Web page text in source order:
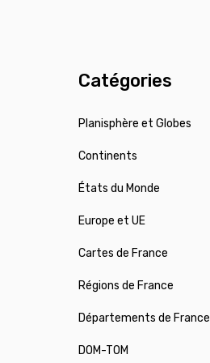
Catégories
Planisphère et Globes
Continents
États du Monde
Europe et UE
Cartes de France
Régions de France
Départements de France
DOM-TOM